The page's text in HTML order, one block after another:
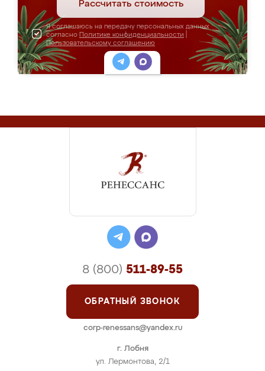
Рассчитать стоимость
Я соглашаюсь на передачу персональных данных
согласно Политике конфиденциальности
Пользовательскому соглашению
г. Лобня
ул. Лермонтова, 2/1
8 (800) 511-89-55
ОБРАТНЫЙ ЗВОНОК
corp-renessans@yandex.ru